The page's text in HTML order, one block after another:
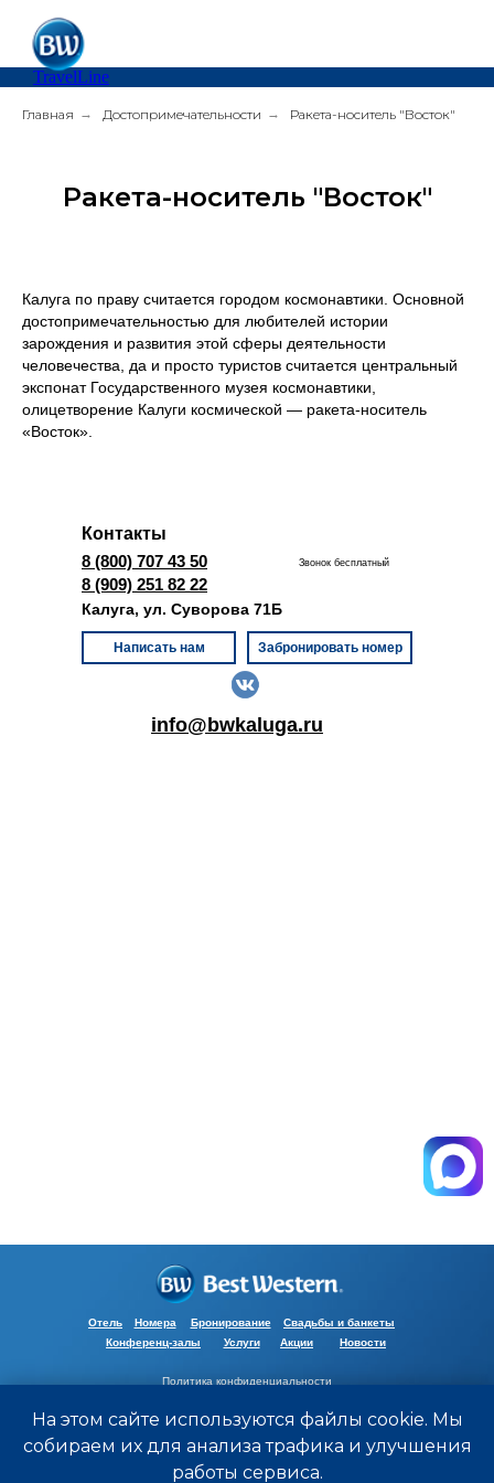
TravelLine
Главная → Достопримечательности → Ракета-носитель "Восток"
Ракета-носитель "Восток"
Калуга по праву считается городом космонавтики. Основной
достопримечательностью для любителей истории
зарождения и развития этой сферы деятельности
человечества, да и просто туристов считается центральный
экспонат Государственного музея космонавтики,
олицетворение Калуги космической — ракета-носитель
«Восток».
8 (800) 707 43 50
Контакты
Звонок бесплатный
Калуга, ул. Суворова 71Б
Написать нам Забронировать номер
info@bwkaluga.ru
8 (909) 251 82 22
На этом сайте используются файлы cookie. Мы
собираем их для анализа трафика и улучшения
работы сервиса.
Работаем с 2014
ООО "БВ-Калуга"
Отель Номера Бронирование
Свадьбы и банкеты
Услуги
Акции Новости
Конференц-залы
Политика конфиденциальности